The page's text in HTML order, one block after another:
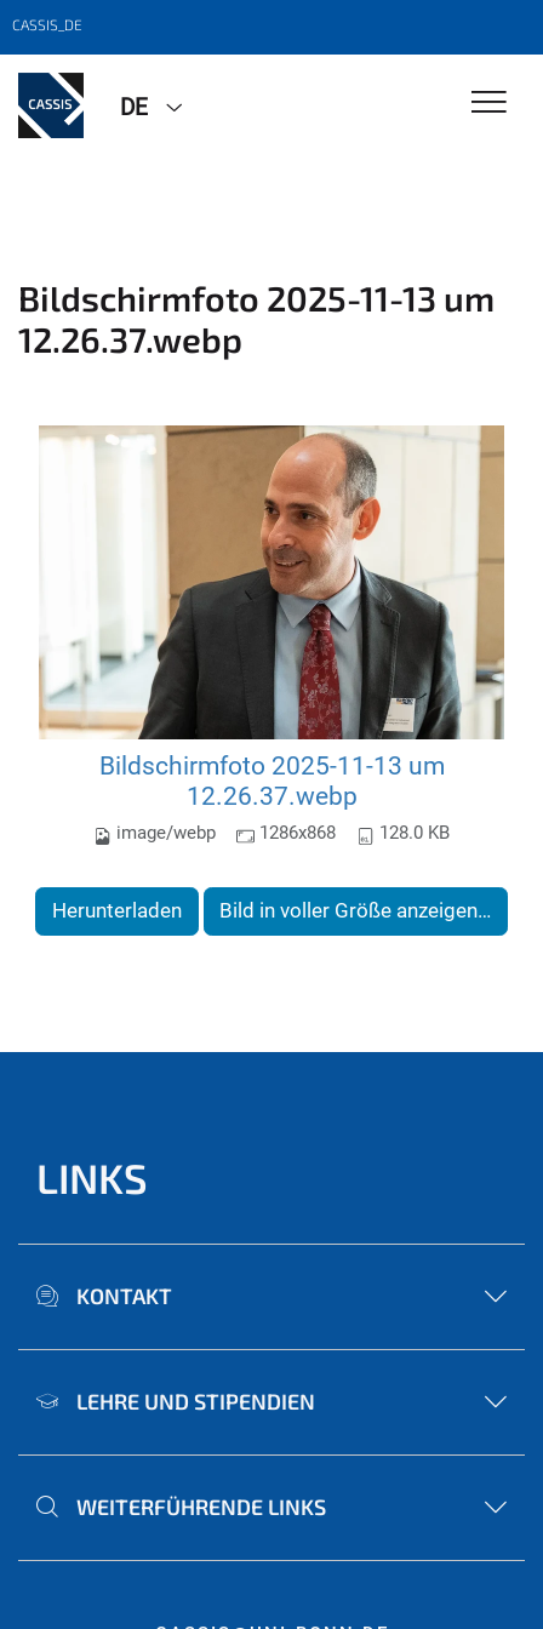
CASSIS_DE
DE
Bildschirmfoto 2025-11-13 um
12.26.37.webp
Bildschirmfoto 2025-11-13 um
12.26.37.webp
image/webp 1286x868 128.0 KB
Herunterladen Bild in voller Größe anzeigen…
LINKS
KONTAKT
LEHRE UND STIPENDIEN
WEITERFÜHRENDE LINKS